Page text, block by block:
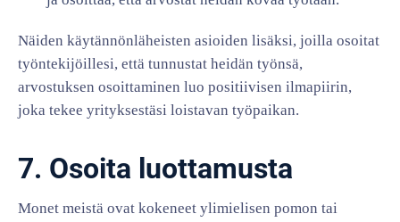
Näiden käytännönläheisten asioiden lisäksi, joilla osoitat
työntekijöillesi, että tunnustat heidän työnsä,
arvostuksen osoittaminen luo positiivisen ilmapiirin,
joka tekee yrityksestäsi loistavan työpaikan.
7. Osoita luottamusta
Monet meistä ovat kokeneet ylimielisen pomon tai